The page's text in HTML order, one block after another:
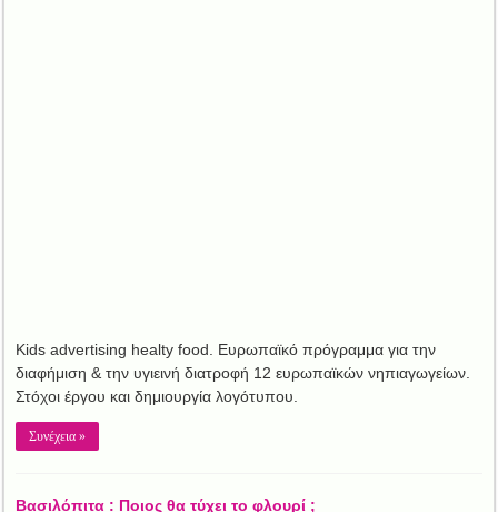
Kids advertising healty food. Ευρωπαϊκό πρόγραμμα για την
διαφήμιση & την υγιεινή διατροφή 12 ευρωπαϊκών νηπιαγωγείων.
Στόχοι έργου και δημιουργία λογότυπου.
Συνέχεια »
Βασιλόπιτα : Ποιος θα τύχει το φλουρί ;